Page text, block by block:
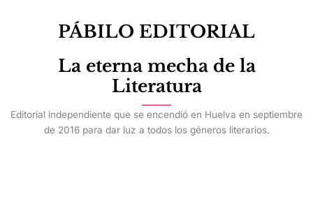
PÁBILO EDITORIAL
La eterna mecha de la
Literatura
Editorial independiente que se encendió en Huelva en septiembre
de 2016 para dar luz a todos los géneros literarios.